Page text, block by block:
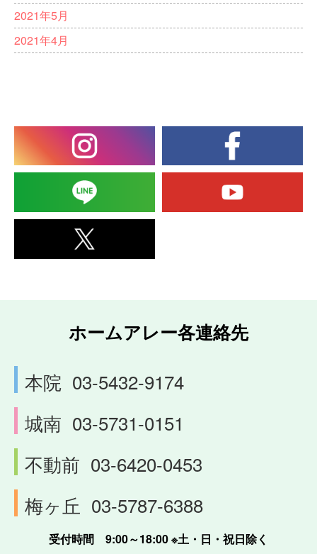
2021年5月
2021年4月
ホームアレー各連絡先
本院 03-5432-9174
城南 03-5731-0151
不動前 03-6420-0453
梅ヶ丘 03-5787-6388
受付時間 9:00～18:00 ※土・日・祝日除く